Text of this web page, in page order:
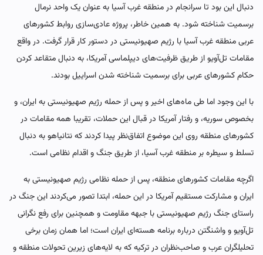
دنبال این بود تا سرانجام در منطقه غرب آسیا به عنوان یک واحد نرمال
برسمیت شناخته شود. به همین خاطر، پروژه عادی‌سازی روابط کشورهای
عربی منطقه غرب آسیا با رژیم صهیونیستی در دستور کار قرار گرفت. در واقع
مقامات تل‌آویو از طریق ظرفیت‌های دیپلماسی آمریکا، به دنبال متقاعد کردن
حکام کشورهای عربی برای برسمیت شناخته شدن اسراییل بودند.
با این وجود اما طی ماه‌های اخیر و پس از حمله رژیم صهیونیستی به ایران، و
بخصوص سوریه، و رفتار آمریکا در قبال این حملات، تقریبا همه مقامات در
کشورهای منطقه روی این موضوع اتفاق‌نظر پیدا کردند که نتانیاهو به دنبال
تسلط و سیطره بر منطقه غرب آسیا، از طریق جنگ و اقدام نظامی است.
اگرچه مقامات کشورهای منطقه، پس از حمله نظامی رژیم صهیونیستی به
ایران و مشارکت مستقیم آمریکا در این حمله، ابتدا تصور می‌کردند این جنگ در
راستای جنگ رژیم صهیونیستی با جبهه مقاومت و همچنین برای رفع نگرانی
تل‌آویو و واشنگتن‌ درباره برنامه هسته‌ای ایران است؛ اما همان زمان برخی
تحلیلگران عرب و صاحب‌نظران در ترکیه که به لایه‌های زیرین تحولات منطقه و